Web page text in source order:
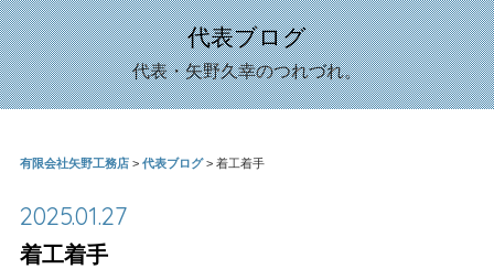
代表ブログ
代表・矢野久幸のつれづれ。
有限会社矢野工務店> 代表ブログ> 着工着手
2025.01.27
着工着手